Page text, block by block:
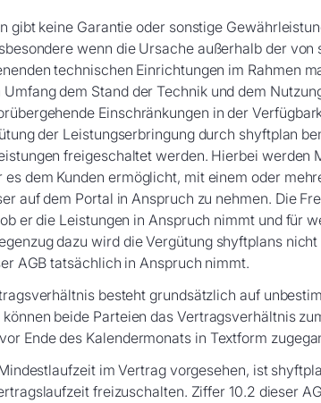
gibt keine Garantie oder sonstige
wenn die Ursache außerhalb der
technischen Einrichtungen im Rahmen
dem Stand der Technik und dem
Einschränkungen in der
der Leistungserbringung durch shyftplan
freigeschaltet werden. Hierbei
es dem Kunden ermöglicht, mit einem oder
auf dem Portal in Anspruch zu nehmen. Die
er die Leistungen in Anspruch nimmt und für
dazu wird die Vergütung shyftplans
AGB tatsächlich in Anspruch nimmt.
besteht grundsätzlich auf
beide Parteien das Vertragsverhältnis
Ende des Kalendermonats in Textform
im Vertrag vorgesehen, ist
freizuschalten. Ziffer 10.2 dieser